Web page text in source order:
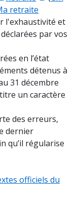
retraite
l'exhaustivité et
par vos
en l’état
détenus à
31 décembre
un caractère
des erreurs,
dernier
qu’il régularise
officiels du